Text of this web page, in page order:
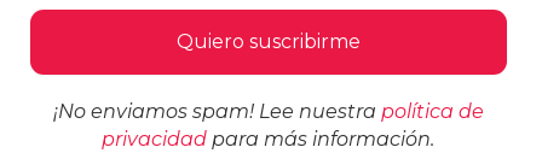
¡No enviamos spam! Lee nuestra política de
privacidad para más información.